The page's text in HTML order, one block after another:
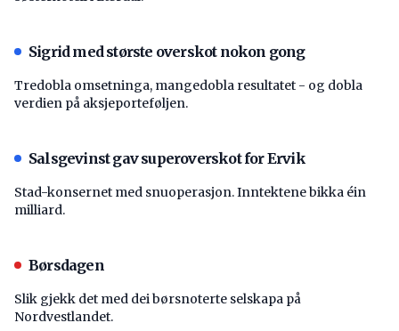
Sigrid med største overskot nokon gong
Tredobla omsetninga, mangedobla resultatet - og dobla
verdien på aksjeporteføljen.
Salsgevinst gav superoverskot for Ervik
Stad-konsernet med snuoperasjon. Inntektene bikka éin
milliard.
Børsdagen
Slik gjekk det med dei børsnoterte selskapa på
Nordvestlandet.